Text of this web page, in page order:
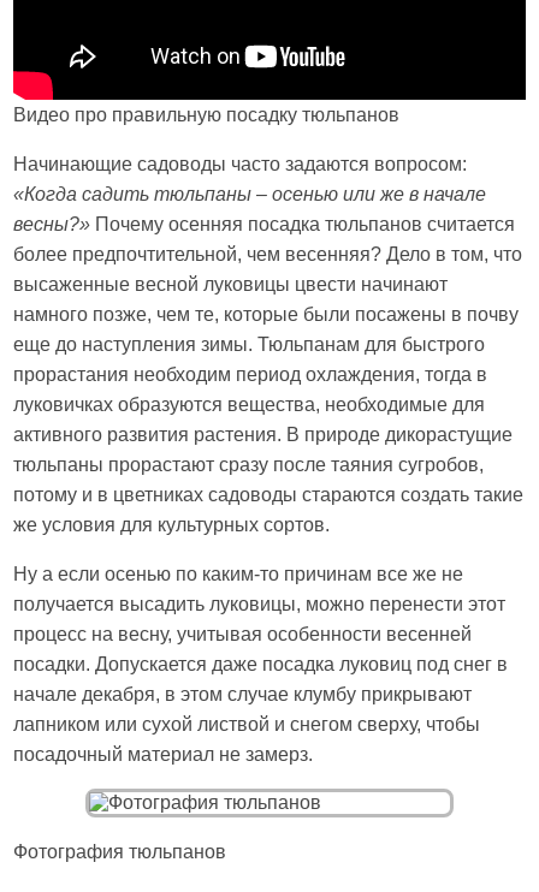
Видео про правильную посадку тюльпанов
Начинающие садоводы часто задаются вопросом:
«Когда садить тюльпаны – осенью или же в начале
весны?» Почему осенняя посадка тюльпанов считается
более предпочтительной, чем весенняя? Дело в том, что
высаженные весной луковицы цвести начинают
намного позже, чем те, которые были посажены в почву
еще до наступления зимы. Тюльпанам для быстрого
прорастания необходим период охлаждения, тогда в
луковичках образуются вещества, необходимые для
активного развития растения. В природе дикорастущие
тюльпаны прорастают сразу после таяния сугробов,
потому и в цветниках садоводы стараются создать такие
же условия для культурных сортов.
Ну а если осенью по каким-то причинам все же не
получается высадить луковицы, можно перенести этот
процесс на весну, учитывая особенности весенней
посадки. Допускается даже посадка луковиц под снег в
начале декабря, в этом случае клумбу прикрывают
лапником или сухой листвой и снегом сверху, чтобы
посадочный материал не замерз.
Фотография тюльпанов